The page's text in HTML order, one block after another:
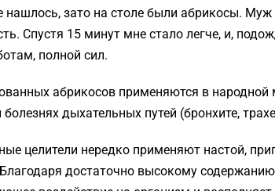
нашлось, зато на столе были абрикосы.
Спустя 15 минут мне стало легче, и,
полной сил.
абрикосов применяются в
дыхательных путей (бронхите,
целители нередко применяют настой,
достаточно высокому